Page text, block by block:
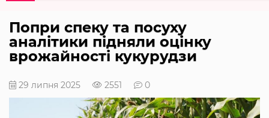
Попри спеку та посуху
аналітики підняли оцінку
врожайності кукурудзи
29 липня 2025 2551 0